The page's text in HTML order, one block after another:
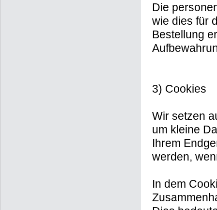
Die
wie dies für
Bestellung
3) Cookies
Wir setzen
um kleine
Ihrem
werden,
In dem